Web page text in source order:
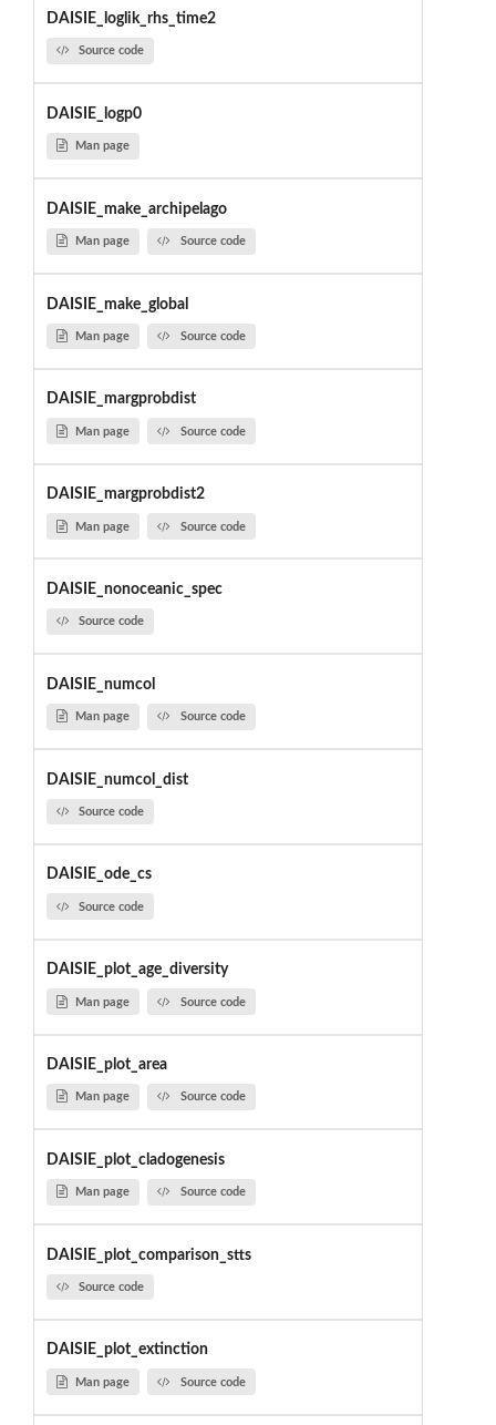
DAISIE_loglik_rhs_time2
Source code
DAISIE_logp0
Man page
DAISIE_make_archipelago
Man page Source code
DAISIE_make_global
Man page Source code
DAISIE_margprobdist
Man page Source code
DAISIE_margprobdist2
Man page Source code
DAISIE_nonoceanic_spec
Source code
DAISIE_numcol
Man page Source code
DAISIE_numcol_dist
Source code
DAISIE_ode_cs
Source code
DAISIE_plot_age_diversity
Man page Source code
DAISIE_plot_area
Man page Source code
DAISIE_plot_cladogenesis
Man page Source code
DAISIE_plot_comparison_stts
Source code
DAISIE_plot_extinction
Man page Source code